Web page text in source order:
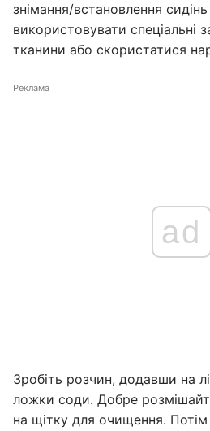
знімання/встановлення
використовувати спеціальні
тканини або скористатися
Реклама
ad
Зробіть розчин, додавши на
ложки соди. Добре
на щітку для очищення. Потім